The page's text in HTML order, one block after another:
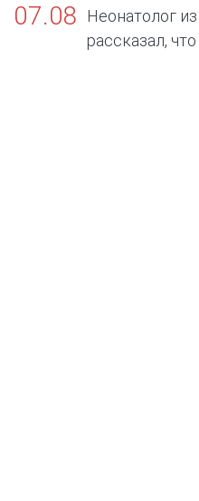
07.08
Неонатолог
рассказал,